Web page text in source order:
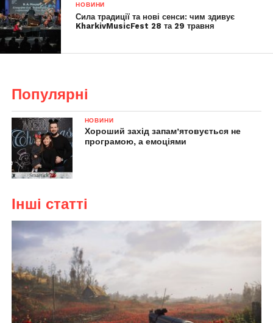
НОВИНИ
Сила традиції та нові сенси: чим здивує
KharkivMusicFest 28 та 29 травня
Популярні
НОВИНИ
Хороший захід запам’ятовується не
програмою, а емоціями
Інші статті